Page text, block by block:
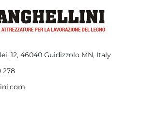
12, 46040 Guidizzolo MN, Italy
278